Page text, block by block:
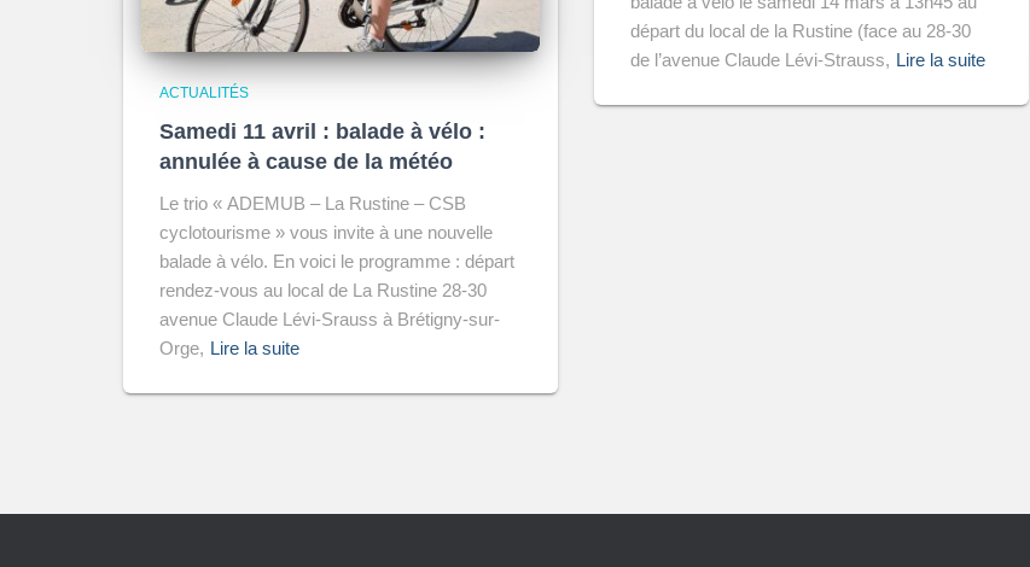
ACTUALITÉS
Samedi 11 avril : balade à vélo :
annulée à cause de la météo
Le trio « ADEMUB – La Rustine – CSB
cyclotourisme » vous invite à une nouvelle
balade à vélo. En voici le programme : départ
rendez-vous au local de La Rustine 28-30
avenue Claude Lévi-Srauss à Brétigny-sur-
Orge, Lire la suite
départ du local de la Rustine (face au 28-30
de l’avenue Claude Lévi-Strauss, Lire la suite